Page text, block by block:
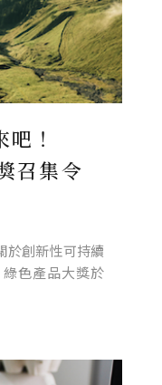
！
召集令
於創新性可持續
色產品大獎於